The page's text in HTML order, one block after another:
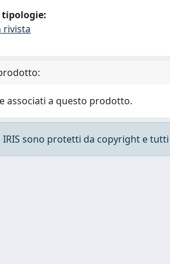
tipologie:
rivista
associati a questo prodotto.
sono protetti da copyright e